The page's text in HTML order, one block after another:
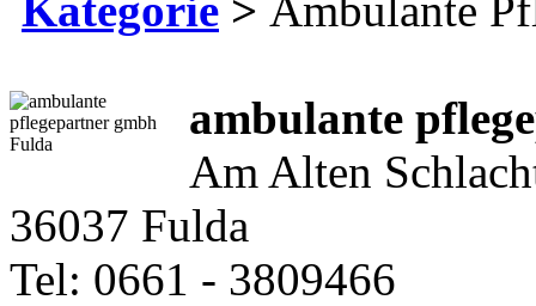
ambulante
Am Alten
36037 Fulda
Tel: 0661 - 3809466